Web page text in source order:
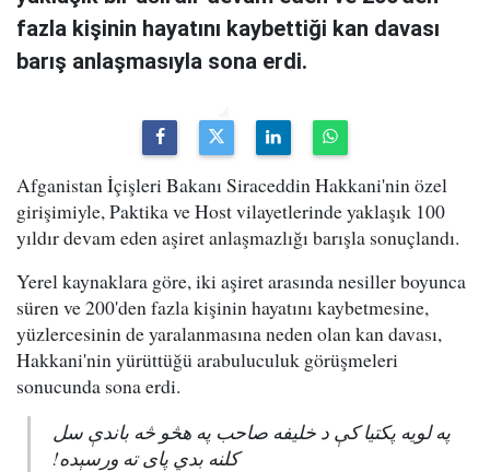
fazla kişinin hayatını kaybettiği kan davası
barış anlaşmasıyla sona erdi.
Afganistan İçişleri Bakanı Siraceddin Hakkani'nin özel
girişimiyle, Paktika ve Host vilayetlerinde yaklaşık 100
yıldır devam eden aşiret anlaşmazlığı barışla sonuçlandı.
Yerel kaynaklara göre, iki aşiret arasında nesiller boyunca
süren ve 200'den fazla kişinin hayatını kaybetmesine,
yüzlercesinin de yaralanmasına neden olan kan davası,
Hakkani'nin yürüttüğü arabuluculuk görüşmeleri
sonucunda sona erdi.
په لویه پکتیا کې د خلیفه صاحب په هڅو څه باندې سل
کلنه بدي پای ته ورسېده!